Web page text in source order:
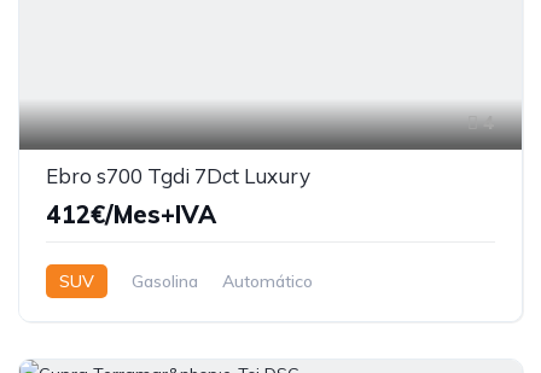
4
Ebro s700 Tgdi 7Dct Luxury
412€/Mes+IVA
SUV Gasolina Automático